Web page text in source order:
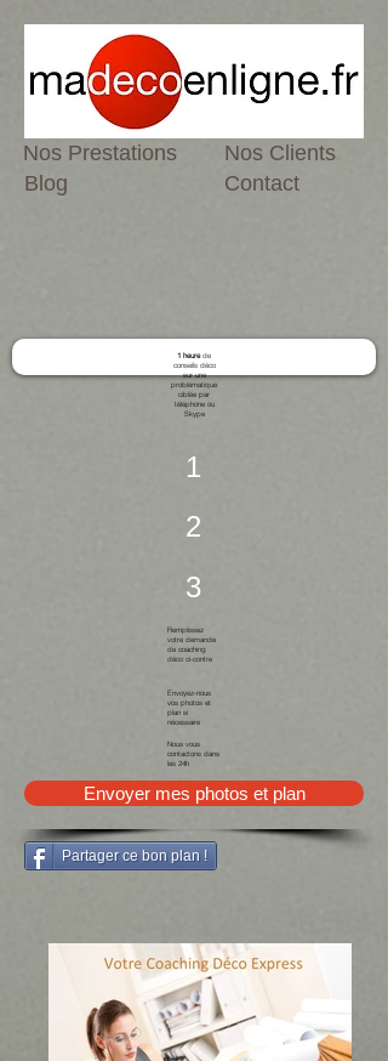
Blog
Nos Prestations
Contact
Nos Clients
1 heurede
conseils déco
sur une
problématique
ciblée par
téléphone ou
Skype
1
2
3
Remplissez
votre demande
de coaching
déco ci-contre
Envoyez-nous
vos photos et
plan si
nécessaire
Nous vous
contactons dans
les 24h
Envoyer mes photos et plan
Partager ce bon plan !